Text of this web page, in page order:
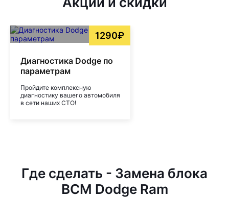
1290₽
Диагностика Dodge по
параметрам
Пройдите комплексную
диагностику вашего автомобиля
в сети наших СТО!
Где сделать - Замена блока
BCM Dodge Ram